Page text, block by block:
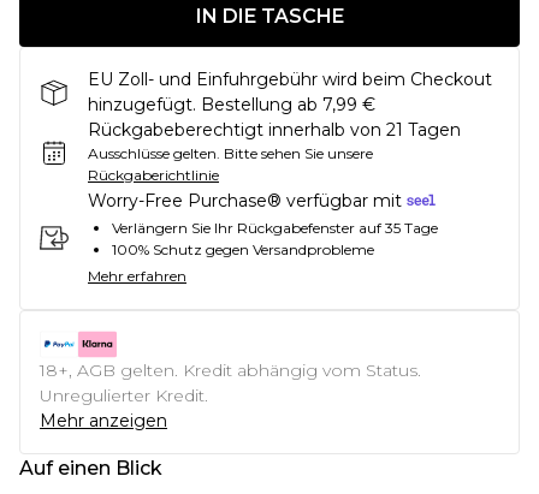
IN DIE TASCHE
EU Zoll- und Einfuhrgebühr wird beim Checkout
hinzugefügt. Bestellung ab 7,99 €
Rückgabeberechtigt innerhalb von 21 Tagen
Ausschlüsse gelten. Bitte sehen Sie unsere
Rückgaberichtlinie
Worry-Free Purchase® verfügbar mit
Verlängern Sie Ihr Rückgabefenster auf 35 Tage
100% Schutz gegen Versandprobleme
Mehr erfahren
18+, AGB gelten. Kredit abhängig vom Status.
Unregulierter Kredit.
Mehr anzeigen
Auf einen Blick